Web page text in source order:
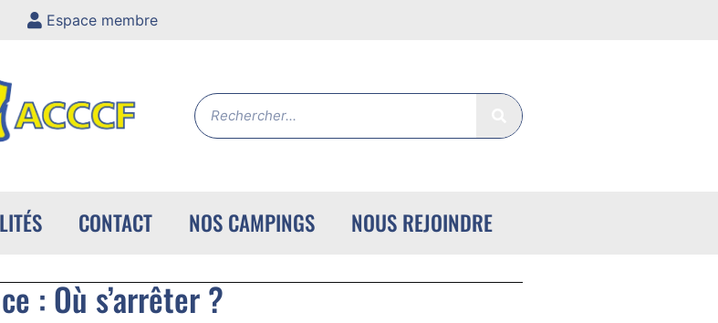
Espace membre
CONTACT NOS CAMPINGS NOUS REJOINDRE
: Où s’arrêter ?